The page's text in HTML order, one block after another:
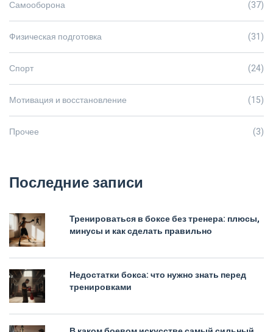
Самооборона (37)
Физическая подготовка (31)
Спорт (24)
Мотивация и восстановление (15)
Прочее (3)
Последние записи
Тренироваться в боксе без тренера: плюсы,
минусы и как сделать правильно
Недостатки бокса: что нужно знать перед
тренировками